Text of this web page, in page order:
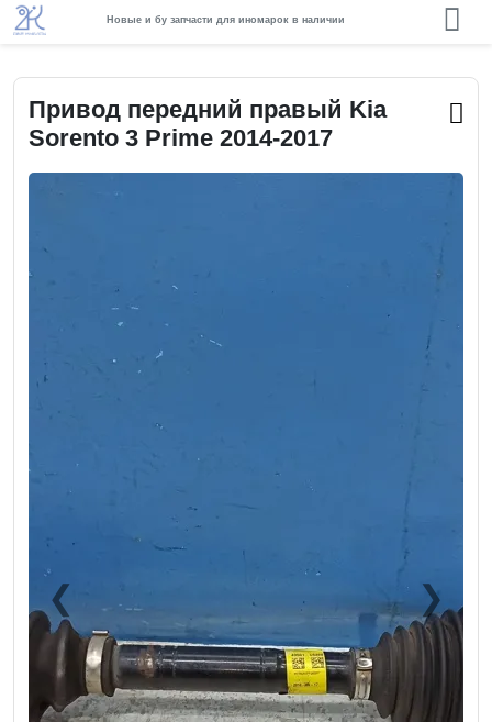
Новые и бу запчасти для иномарок в наличии
Привод передний правый Kia
Sorento 3 Prime 2014-2017
❮Previous ❯Next